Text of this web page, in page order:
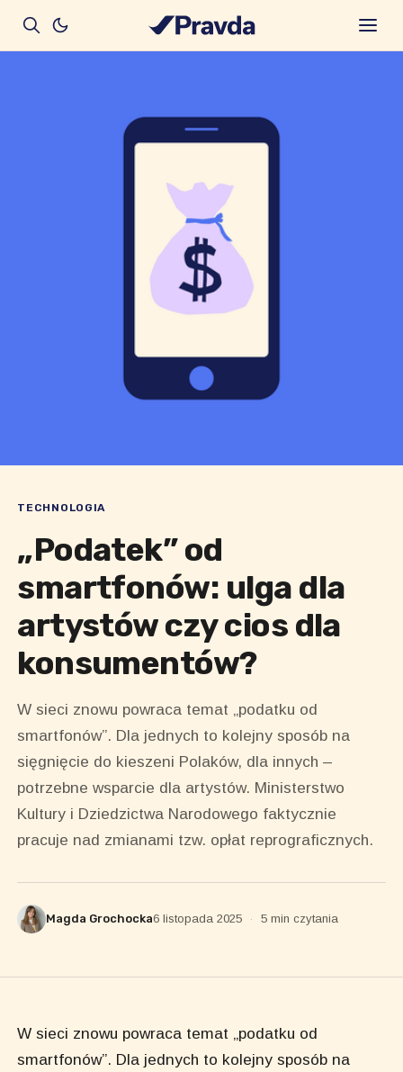
TECHNOLOGIA
„Podatek” od
smartfonów: ulga dla
artystów czy cios dla
konsumentów?
W sieci znowu powraca temat „podatku od
smartfonów”. Dla jednych to kolejny sposób na
sięgnięcie do kieszeni Polaków, dla innych –
potrzebne wsparcie dla artystów. Ministerstwo
Kultury i Dziedzictwa Narodowego faktycznie
pracuje nad zmianami tzw. opłat reprograficznych.
Magda Grochocka6 listopada 2025 · 5 min czytania
W sieci znowu powraca temat „podatku od
smartfonów”. Dla jednych to kolejny sposób na